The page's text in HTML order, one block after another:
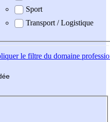
Sport
Transport / Logistique
le filtre du domaine